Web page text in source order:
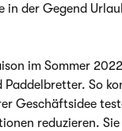
in der Gegend
im Sommer
Paddelbretter. So
Geschäftsidee
reduzieren.